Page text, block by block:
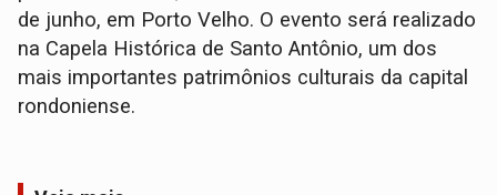
de junho, em Porto Velho. O evento será realizado
na Capela Histórica de Santo Antônio, um dos
mais importantes patrimônios culturais da capital
rondoniense.